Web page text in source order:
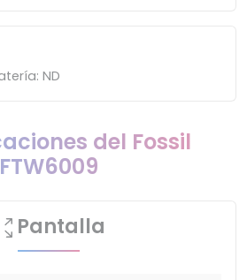
ND
del Fossil
FTW6009
Pantalla